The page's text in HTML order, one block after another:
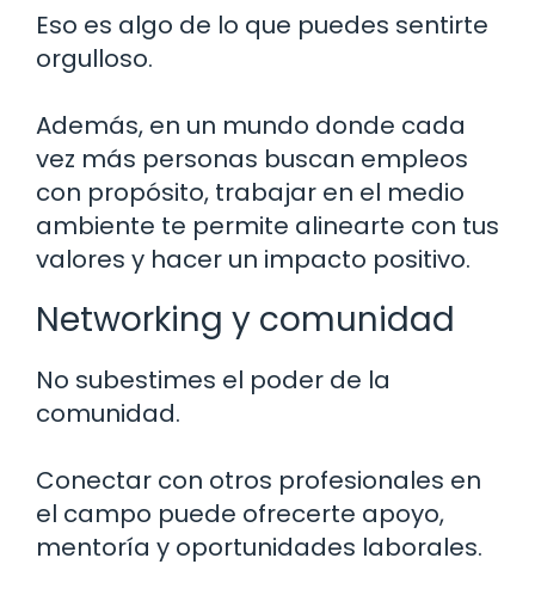
Eso es algo de lo que puedes sentirte
orgulloso.
Además, en un mundo donde cada
vez más personas buscan empleos
con propósito, trabajar en el medio
ambiente te permite alinearte con tus
valores y hacer un impacto positivo.
Networking y comunidad
No subestimes el poder de la
comunidad.
Conectar con otros profesionales en
el campo puede ofrecerte apoyo,
mentoría y oportunidades laborales.